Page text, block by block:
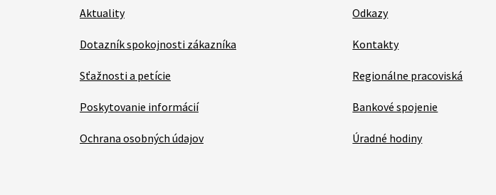
Aktuality
Dotazník spokojnosti zákazníka
Sťažnosti a petície
Poskytovanie informácií
Ochrana osobných údajov
Odkazy
Kontakty
Regionálne pracoviská
Bankové spojenie
Úradné hodiny